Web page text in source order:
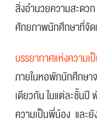
สิ่งอำนวยความสะด
ศักยภาพนักศึกษาที่จัด
บรรยากาศแห่งความเ
ภายในหอพักนักศึกษา
เดียวกัน ในแต่ละชั้น
ความเป็นพี่น้อง และยั